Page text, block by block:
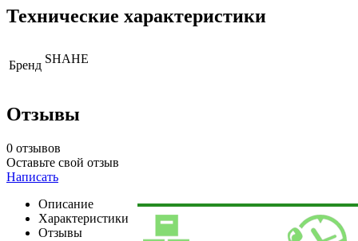
Технические характеристики
Бренд SHAHE
Отзывы
0 отзывов
Оставьте свой отзыв
Написать
Описание
Характеристики
Отзывы